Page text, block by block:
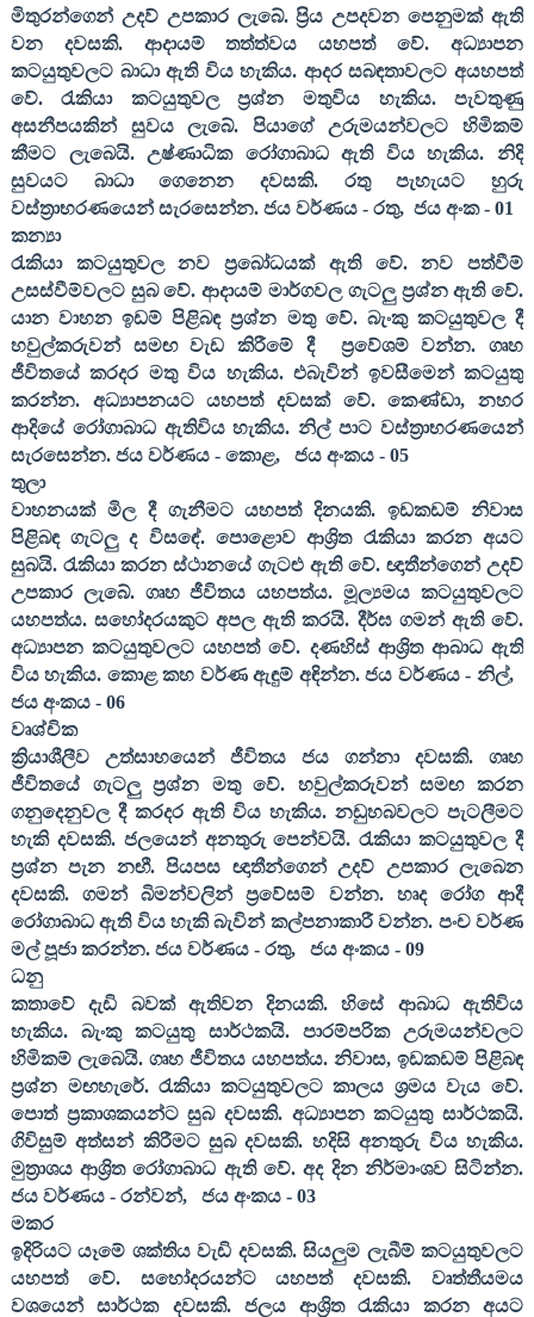
මිතුරන්ගෙන් උදව් උපකාර ලැබේ. ප්‍රිය උපදවන පෙනුමක් ඇති
වන දවසකි. ආදායම් තත්ත්වය යහපත් වේ. අධ්‍යාපන
කටයුතුවලට බාධා ඇති විය හැකිය. ආදර සබඳතාවලට අයහපත්
වේ. රැකියා කටයුතුවල ප්‍රශ්න මතුවිය හැකිය. පැවතුණු
අසනීපයකින් සුවය ලැබේ. පියාගේ උරුමයන්වලට හිමිකම්
කීමට ලැබෙයි. උෂ්ණාධික රෝගාබාධ ඇති විය හැකිය. නිදි
සුවයට බාධා ගෙනෙන දවසකි. රතු පැහැයට හුරු
වස්ත්‍රාභරණයෙන් සැරසෙන්න. ජය වර්ණය - රතු, ජය අංක - 01
කන්‍යා
රැකියා කටයුතුවල නව ප්‍රබෝධයක් ඇති වේ. නව පත්වීම්
උසස්වීම්වලට සුබ වේ. ආදායම් මාර්ගවල ගැටලු ප්‍රශ්න ඇති වේ.
යාන වාහන ඉඩම් පිළිබඳ ප්‍රශ්න මතු වේ. බැංකු කටයුතුවල දී
හවුල්කරුවන් සමඟ වැඩ කිරීමේ දී
ප්‍රවේශම් වන්න. ගෘහ
ජීවිතයේ කරදර මතු විය හැකිය. එබැවින් ඉවසීමෙන් කටයුතු
කරන්න. අධ්‍යාපනයට යහපත් දවසක් වේ. කෙණ්ඩා,නහර
ආදියේ රෝගාබාධ ඇතිවිය හැකිය. නිල් පාට වස්ත්‍රාභරණයෙන්
සැරසෙන්න. ජය වර්ණය - කොළ, ජය අංකය - 05
තුලා
වාහනයක් මිල දී ගැනීමට යහපත් දිනයකි. ඉඩකඩම් නිවාස
පිළිබඳ ගැටලු ද විසඳේ. පොළොව ආශ්‍රිත රැකියා කරන අයට
සුබයි. රැකියා කරන ස්ථානයේ ගැටළු ඇති වේ. ඥාතීන්ගෙන් උදව්
උපකාර ලැබේ. ගෘහ ජීවිතය යහපත්ය. මූල්‍යමය කටයුතුවලට
යහපත්ය. සහෝදරයකුට අපල ඇති කරයි. දීර්ඝ ගමන් ඇති වේ.
අධ්‍යාපන කටයුතුවලට යහපත් වේ. දණහිස් ආශ්‍රිත ආබාධ ඇති
විය හැකිය. කොළ කහ වර්ණ ඇඳුම් අඳින්න. ජය වර්ණය - නිල්,
ජය අංකය - 06
වෘශ්චික
ක්‍රියාශීලීව උත්සාහයෙන් ජීවිතය ජය ගන්නා දවසකි. ගෘහ
ජීවිතයේ ගැටලු ප්‍රශ්න මතු වේ. හවුල්කරුවන් සමඟ කරන
ගනුදෙනුවල දී කරදර ඇති විය හැකිය. නඩුහබවලට පැටලීමට
හැකි දවසකි. ජලයෙන් අනතුරු පෙන්වයි. රැකියා කටයුතුවල දී
ප්‍රශ්න පැන නඟී. පියපස ඥාතීන්ගෙන් උදව් උපකාර ලැබෙන
දවසකි. ගමන් බිමන්වලින් ප්‍රවේසම් වන්න. හෘද රෝග ආදී
රෝගාබාධ ඇති විය හැකි බැවින් කල්පනාකාරී වන්න. පංච වර්ණ
මල් පූජා කරන්න. ජය වර්ණය - රතු, ජය අංකය -09
ධනු
කතාවේ දැඩි බවක් ඇතිවන දිනයකි. හිසේ ආබාධ ඇතිවිය
හැකිය. බැංකු කටයුතු සාර්ථකයි. පාරම්පරික උරුමයන්වලට
හිමිකම් ලැබෙයි. ගෘහ ජීවිතය යහපත්ය. නිවාස,ඉඩකඩම් පිළිබඳ
ප්‍රශ්න මඟහැරේ. රැකියා කටයුතුවලට කාලය ශ්‍රමය වැය වේ.
පොත් ප්‍රකාශකයන්ට සුබ දවසකි. අධ්‍යාපන කටයුතු සාර්ථකයි.
ගිවිසුම් අත්සන් කිරීමට සුබ දවසකි. හදිසි අනතුරු විය හැකිය.
මුත්‍රාශය ආශ්‍රිත රෝගාබාධ ඇති වේ. අද දින නිර්මාංශව සිටින්න.
ජය වර්ණය - රන්වන්, ජය අංකය -03
මකර
ඉදිරියට යෑමේ ශක්තිය වැඩි දවසකි. සියලුම ලැබීම් කටයුතුවලට
යහපත් වේ. සහෝදරයන්ට යහපත් දවසකි. වෘත්තීයමය
වශයෙන් සාර්ථක දවසකි. ජලය ආශ්‍රිත රැකියා කරන අයට